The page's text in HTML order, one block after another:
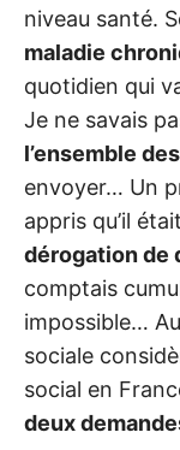
niveau santé.
maladie
quotidien qui
Je ne savais
l’ensemble
envoyer… Un
appris qu’il
dérogation de
comptais
impossible…
sociale
social en
deux